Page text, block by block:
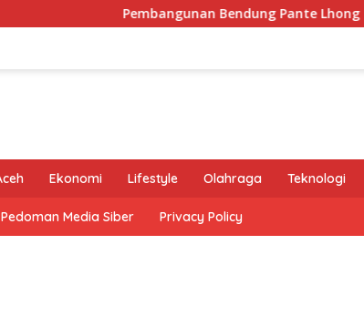
Pembangunan Bendung Pante Lhong II Dikebut,
Ekonomi Lifestyle Olahraga Teknologi
Pedoman Media Siber Privacy Policy